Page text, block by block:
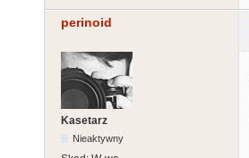
perinoid
Kasetarz
Nieaktywny